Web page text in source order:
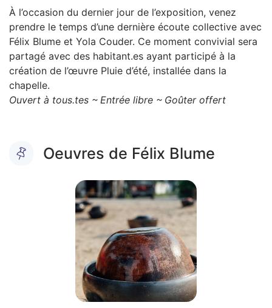
À l’occasion du dernier jour de l’exposition, venez
prendre le temps d’une dernière écoute collective avec
Félix Blume et Yola Couder. Ce moment convivial sera
partagé avec des habitant.es ayant participé à la
création de l’œuvre Pluie d’été, installée dans la
chapelle.
Ouvert à tous.tes ~ Entrée libre ~ Goûter offert
Oeuvres de Félix Blume
Cliquer pour passer Oeuvres de Félix Blume